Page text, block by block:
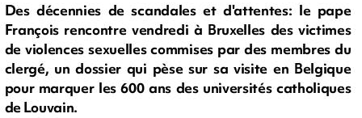
Des décennies de scandales et d'attentes: le pape
François rencontre vendredi à Bruxelles des victimes
de violences sexuelles commises par des membres du
clergé, un dossier qui pèse sur sa visite en Belgique
pour marquer les 600 ans des universités catholiques
de Louvain.